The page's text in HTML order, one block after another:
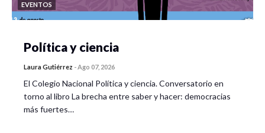
EVENTOS
Política y ciencia
Laura Gutiérrez -Ago 07, 2026
El Colegio Nacional Política y ciencia. Conversatorio en
torno al libro La brecha entre saber y hacer: democracias
más fuertes…